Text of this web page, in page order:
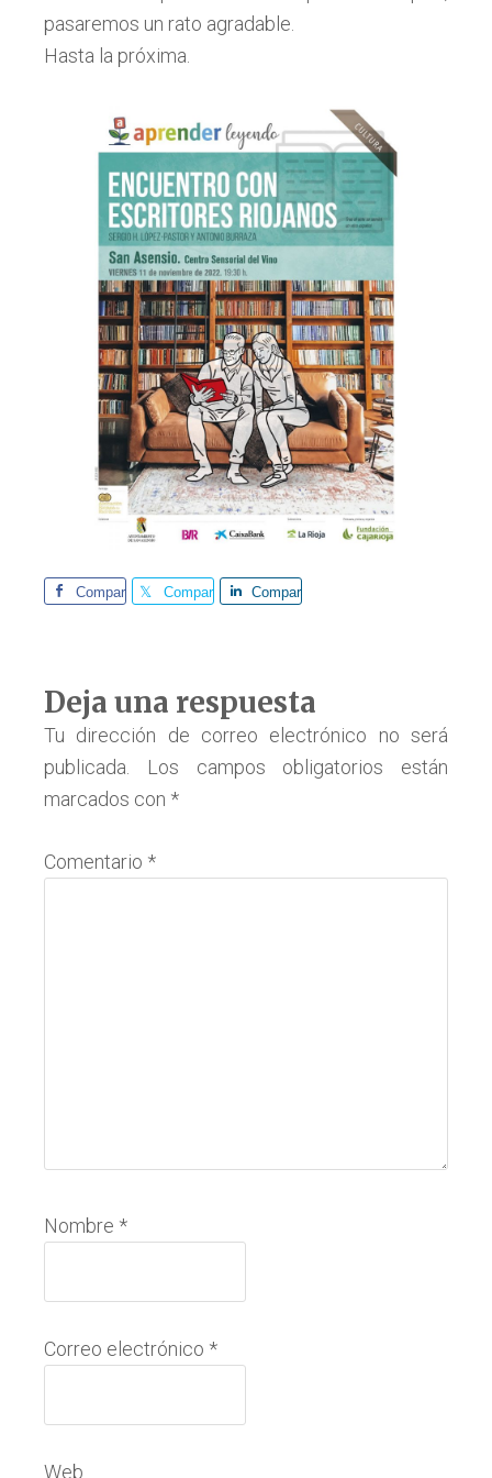
pasaremos un rato agradable.
Hasta la próxima.
Comparte Comparte Comparte
Interacciones
con
los
Deja una respuesta
Tu dirección de correo electrónico no será
publicada.
Los campos obligatorios están
marcados con *
Comentario *
Nombre *
Correo electrónico *
Web